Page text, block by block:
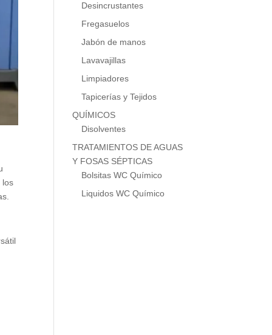
los
Desincrustantes
Fregasuelos
Jabón de manos
Lavavajillas
Limpiadores
Tapicerías y Tejidos
QUÍMICOS
Disolventes
TRATAMIENTOS DE AGUAS
Y FOSAS SÉPTICAS
Bolsitas WC Químico
Liquidos WC Químico